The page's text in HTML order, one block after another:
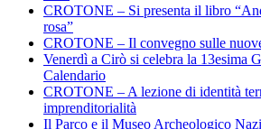
CROTONE – Si presenta il libro
rosa”
CROTONE – Il convegno sulle
Venerdì a Cirò si celebra la 13esima
Calendario
CROTONE – A lezione di identità
imprenditorialità
Il Parco e il Museo Archeologico